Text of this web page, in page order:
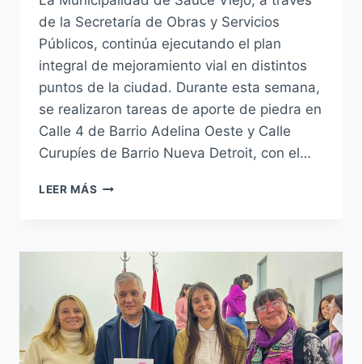
de la Secretaría de Obras y Servicios
Públicos, continúa ejecutando el plan
integral de mejoramiento vial en distintos
puntos de la ciudad. Durante esta semana,
se realizaron tareas de aporte de piedra en
Calle 4 de Barrio Adelina Oeste y Calle
Curupíes de Barrio Nueva Detroit, con el…
LEER MÁS LA
VIEJO
AVANZA
CON
PLAN
DE
MEJORAMIENTO